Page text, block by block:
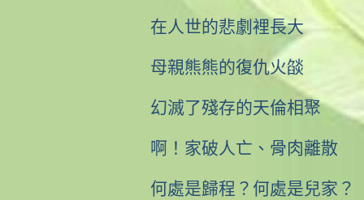
在人世的悲劇裡長大
母親熊熊的復仇火燄
幻滅了殘存的天倫相聚
啊！家破人亡、骨肉離散
何處是歸程？何處是兒家？